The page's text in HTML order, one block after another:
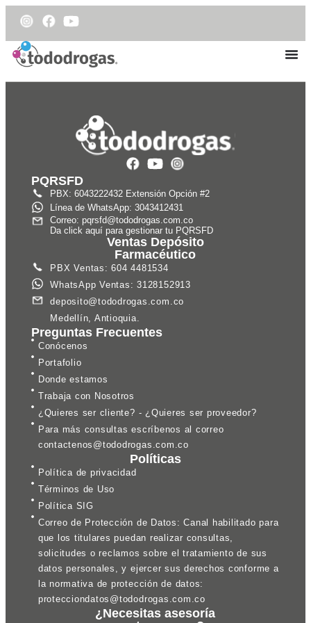
PQRSFD
PBX: 6043222432 Extensión Opción #2
Línea de WhatsApp: 3043412431
Correo: pqrsfd@tododrogas.com.co
Da click aquí para gestionar tu PQRSFD
Ventas Depósito
Farmacéutico
PBX Ventas: 604 4481534
WhatsApp Ventas: 3128152913
deposito@tododrogas.com.co
Medellín, Antioquia.
Preguntas Frecuentes
Conócenos
Portafolio
Donde estamos
Trabaja con Nosotros
¿Quieres ser cliente? - ¿Quieres ser proveedor?
Para más consultas escríbenos al correo
contactenos@tododrogas.com.co
Políticas
Política de privacidad
Términos de Uso
Política SIG
Correo de Protección de Datos: Canal habilitado para
que los titulares puedan realizar consultas,
solicitudes o reclamos sobre el tratamiento de sus
datos personales, y ejercer sus derechos conforme a
la normativa de protección de datos:
protecciondatos@tododrogas.com.co
¿Necesitas asesoría